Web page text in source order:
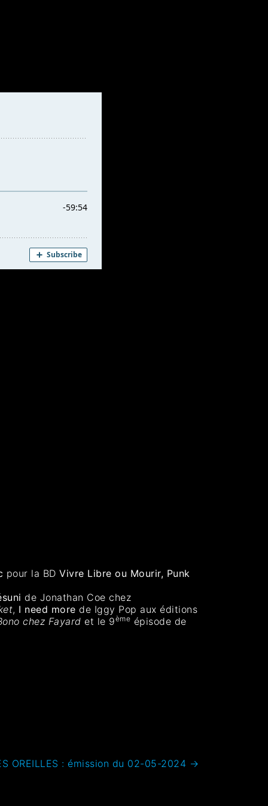
pour la BDVivre Libre ou Mourir, Punk
de Jonathan Coe chez
, I need more de Iggy Pop aux éditions
chez Fayard et le 9ème épisode de
OREILLES : émission du 02-05-2024 →